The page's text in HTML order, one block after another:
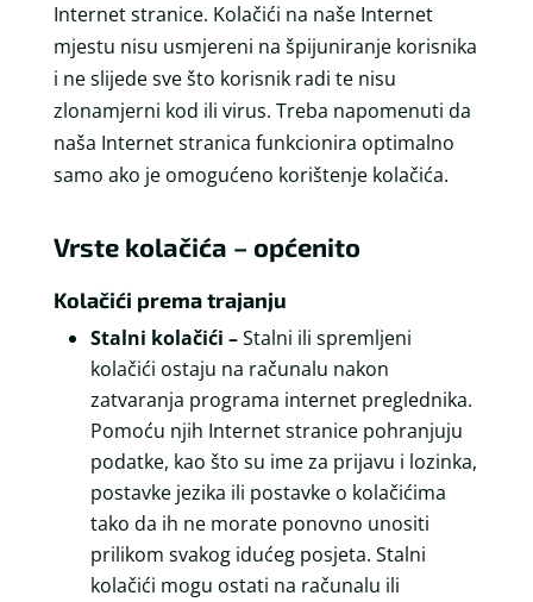
Internet stranice. Kolačići na naše Internet
mjestu nisu usmjereni na špijuniranje korisnika
i ne slijede sve što korisnik radi te nisu
zlonamjerni kod ili virus. Treba napomenuti da
naša Internet stranica funkcionira optimalno
samo ako je omogućeno korištenje kolačića.
Vrste kolačića – općenito
Kolačići prema trajanju
Stalni kolačići –Stalni ili spremljeni
kolačići ostaju na računalu nakon
zatvaranja programa internet preglednika.
Pomoću njih Internet stranice pohranjuju
podatke, kao što su ime za prijavu i lozinka,
postavke jezika ili postavke o kolačićima
tako da ih ne morate ponovno unositi
prilikom svakog idućeg posjeta. Stalni
kolačići mogu ostati na računalu ili